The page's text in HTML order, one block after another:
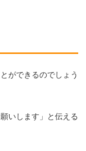
ができるのでしょう
いします」と伝える